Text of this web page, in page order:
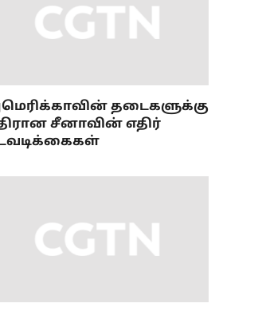
தடைகளுக்கு
சீனாவின் எதிர்